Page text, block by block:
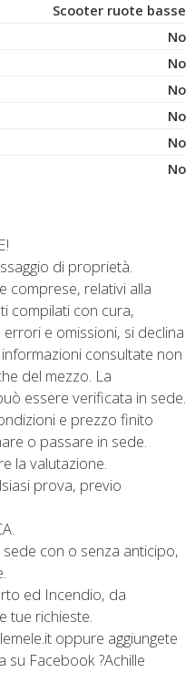
Scooter ruote basse
No
No
No
No
No
No
di proprietà.
comprese, relativi alla
compilati con cura,
e omissioni, si declina
consultate non
del mezzo. La
essere verificata in sede.
e prezzo finito
o passare in sede.
la valutazione.
prova, previo
con o senza anticipo,
ed Incendio, da
tue richieste.
oppure aggiungete
su Facebook ?Achille